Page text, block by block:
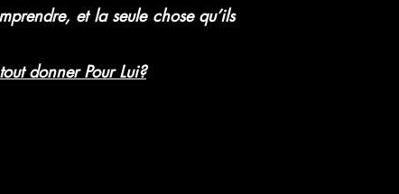
et la seule chose qu’ils
donner Pour Lui?